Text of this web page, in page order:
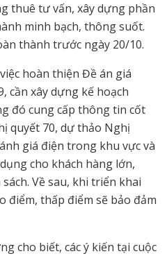
thuê tư vấn, xây dựng phần
minh bạch, thông suốt.
thành trước ngày 20/10.
hoàn thiện Đề án giá
cần xây dựng kế hoạch
đó cung cấp thông tin cốt
quyết 70, dự thảo Nghị
giá điện trong khu vực và
cho khách hàng lớn,
Về sau, khi triển khai
điểm, thấp điểm sẽ bảo đảm
cho biết, các ý kiến tại cuộc